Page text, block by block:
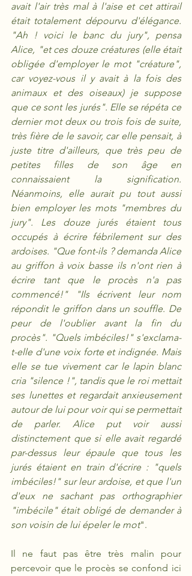
avait l'air très mal à l'aise et cet attirail
était totalement dépourvu d'élégance.
"Ah ! voici le banc du jury", pensa
Alice, "et ces douze créatures (elle était
obligée d'employer le mot "créature",
car voyez-vous il y avait à la fois des
animaux et des oiseaux) je suppose
que ce sont les jurés". Elle se répéta ce
dernier mot deux ou trois fois de suite,
très fière de le savoir, car elle pensait, à
juste titre d'ailleurs, que très peu de
petites filles de son âge en
connaissaient la signification.
Néanmoins, elle aurait pu tout aussi
bien employer les mots "membres du
jury". Les douze jurés étaient tous
occupés à écrire fébrilement sur des
ardoises. "Que font-ils ? demanda Alice
au griffon à voix basse ils n'ont rien à
écrire tant que le procès n'a pas
commencé!" "Ils écrivent leur nom
répondit le griffon dans un souffle. De
peur de l'oublier avant la fin du
procès". "Quels imbéciles!" s'exclama-
t-elle d'une voix forte et indignée. Mais
elle se tue vivement car le lapin blanc
cria "silence !", tandis que le roi mettait
ses lunettes et regardait anxieusement
autour de lui pour voir qui se permettait
de parler. Alice put voir aussi
distinctement que si elle avait regardé
par-dessus leur épaule que tous les
jurés étaient en train d'écrire : "quels
imbéciles!" sur leur ardoise, et que l'un
d'eux ne sachant pas orthographier
"imbécile" était obligé de demander à
son voisin de lui épeler le mot".
Il ne faut pas être très malin pour
percevoir que le procès se confond ici